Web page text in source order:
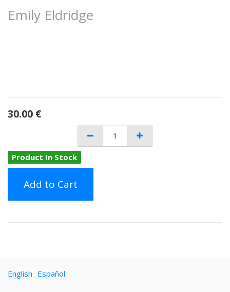
Emily Eldridge
30.00 €
Product In Stock
Add to Cart
English Español